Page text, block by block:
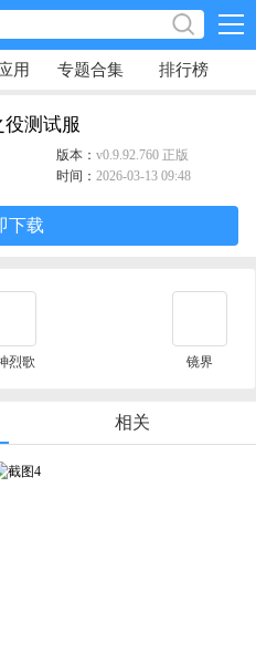
用 专题合集 排行榜
测试服
版本： v0.9.92.760 正版
时间： 2026-03-13 09:48
下载
烈歌 镜界
相关